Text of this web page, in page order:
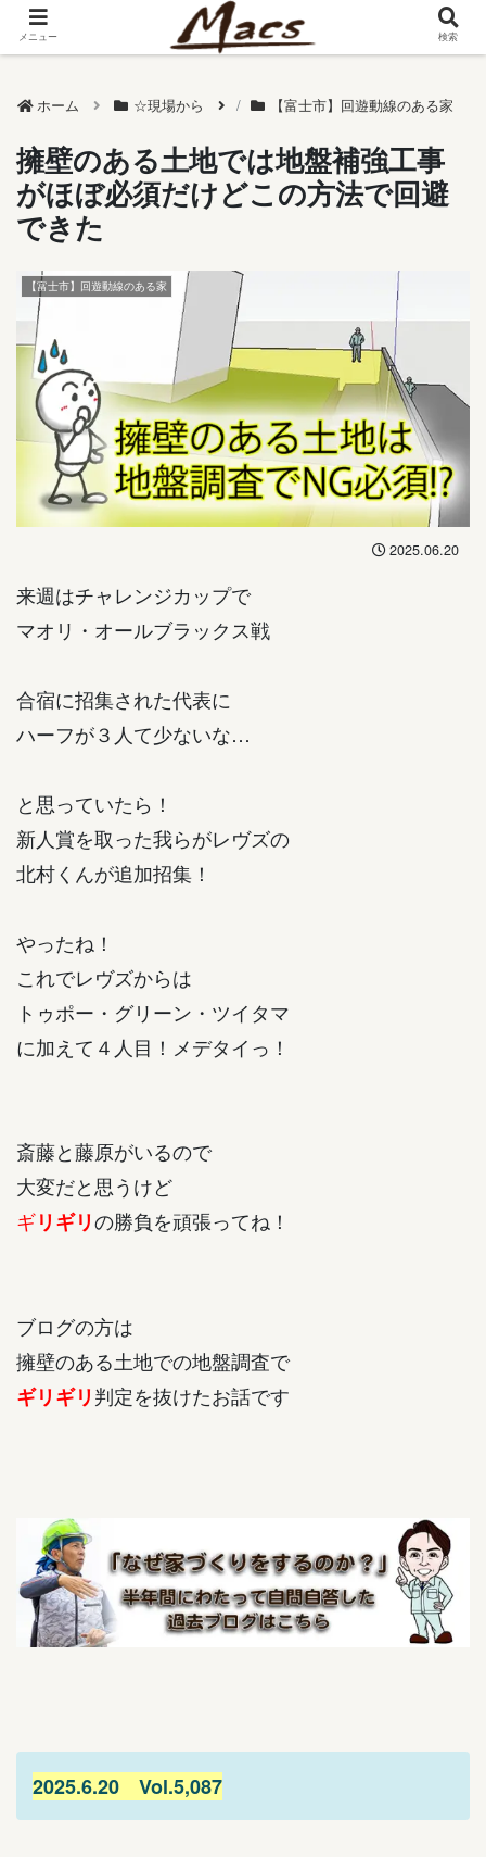
ホーム ☆現場から 【富士市】回遊動線のある家
擁壁のある土地では地盤補強工事
がほぼ必須だけどこの方法で回避
できた
【富士市】回遊動線のある家
2025.06.20
来週はチャレンジカップで
マオリ・オールブラックス戦
合宿に招集された代表に
ハーフが３人て少ないな…
と思っていたら！
新人賞を取った我らがレヴズの
北村くんが追加招集！
やったね！
これでレヴズからは
トゥポー・グリーン・ツイタマ
に加えて４人目！メデタイっ！
斎藤と藤原がいるので
大変だと思うけど
ギリギリの勝負を頑張ってね！
ブログの方は
擁壁のある土地での地盤調査で
ギリギリ判定を抜けたお話です
2025.6.20 Vol.5,087
メニュー 検索